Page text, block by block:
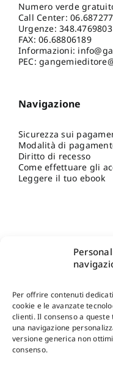
Per offrire contenuti
cookie e le avanzate
clienti. Il consenso a
una navigazione
versione generica non
consenso.
Numero verde
Call Center:
Urgenze:348.4769803
FAX: 06.68806189
Informazioni:
PEC:
Navigazione
Sicurezza sui
Modalità di
Diritto di recesso
Come effettuare gli
Leggere il tuo ebook
Shop Gangemi Editore-